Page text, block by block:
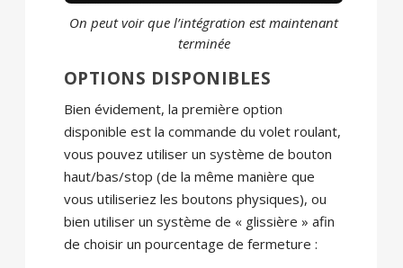
On peut voir que l’intégration est maintenant
terminée
OPTIONS DISPONIBLES
Bien évidement, la première option
disponible est la commande du volet roulant,
vous pouvez utiliser un système de bouton
haut/bas/stop (de la même manière que
vous utiliseriez les boutons physiques), ou
bien utiliser un système de « glissière » afin
de choisir un pourcentage de fermeture :